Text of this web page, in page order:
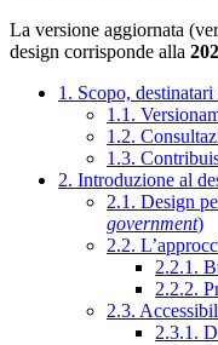
La versione aggiornata
design corrisponde alla
1. Scopo,
1.1.
1.2.
1.3.
2. Introduzione al
2.1. Design
government)
2.2.
2.2.1.
2.2.2.
2.3.
2.3.1.